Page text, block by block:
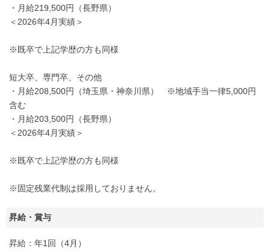
・月給219,500円（長野県）
＜2026年4月実績＞
※既卒で上記学歴の方も同様
短大卒、専門卒、その他
・月給208,500円（埼玉県・神奈川県） ※地域手当一律5,000円
含む
・月給203,500円（長野県）
＜2026年4月実績＞
※既卒で上記学歴の方も同様
※固定残業代制は採用しておりません。
昇給・賞与
昇給：年1回（4月）